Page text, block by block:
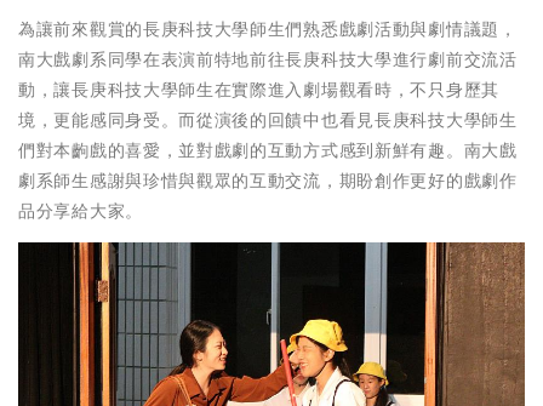
為讓前來觀賞的長庚科技大學師生們熟悉戲劇活動與劇情議題，
南大戲劇系同學在表演前特地前往長庚科技大學進行劇前交流活
動，讓長庚科技大學師生在實際進入劇場觀看時，不只身歷其
境，更能感同身受。而從演後的回饋中也看見長庚科技大學師生
們對本齣戲的喜愛，並對戲劇的互動方式感到新鮮有趣。南大戲
劇系師生感謝與珍惜與觀眾的互動交流，期盼創作更好的戲劇作
品分享給大家。